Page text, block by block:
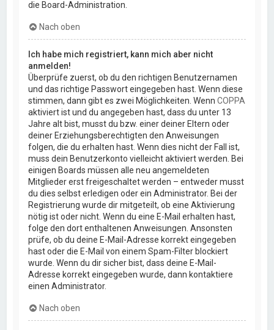
die Board-Administration.
Nach oben
Ich habe mich registriert, kann mich aber nicht
anmelden!
Überprüfe zuerst, ob du den richtigen Benutzernamen
und das richtige Passwort eingegeben hast. Wenn diese
stimmen, dann gibt es zwei Möglichkeiten. WennCOPPA
aktiviert ist und du angegeben hast, dass du unter 13
Jahre alt bist, musst du bzw. einer deiner Eltern oder
deiner Erziehungsberechtigten den Anweisungen
folgen, die du erhalten hast. Wenn dies nicht der Fall ist,
muss dein Benutzerkonto vielleicht aktiviert werden. Bei
einigen Boards müssen alle neu angemeldeten
Mitglieder erst freigeschaltet werden – entweder musst
du dies selbst erledigen oder ein Administrator. Bei der
Registrierung wurde dir mitgeteilt, ob eine Aktivierung
nötig ist oder nicht. Wenn du eine E-Mail erhalten hast,
folge den dort enthaltenen Anweisungen. Ansonsten
prüfe, ob du deine E-Mail-Adresse korrekt eingegeben
hast oder die E-Mail von einem Spam-Filter blockiert
wurde. Wenn du dir sicher bist, dass deine E-Mail-
Adresse korrekt eingegeben wurde, dann kontaktiere
einen Administrator.
Nach oben